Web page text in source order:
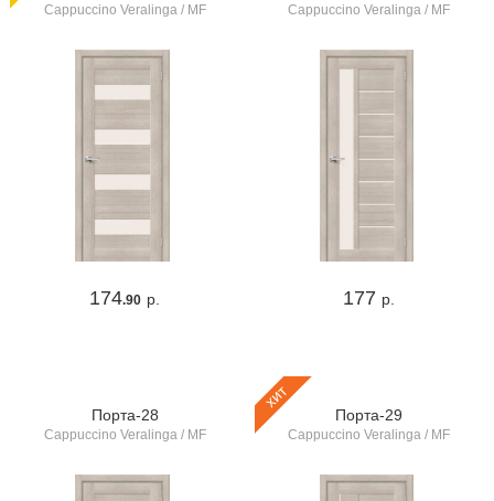
Cappuccino Veralinga / MF
174.90 р.
Cappuccino Veralinga / MF
177 р.
Порта-28
Cappuccino Veralinga / MF
хит
Порта-29
Cappuccino Veralinga / MF